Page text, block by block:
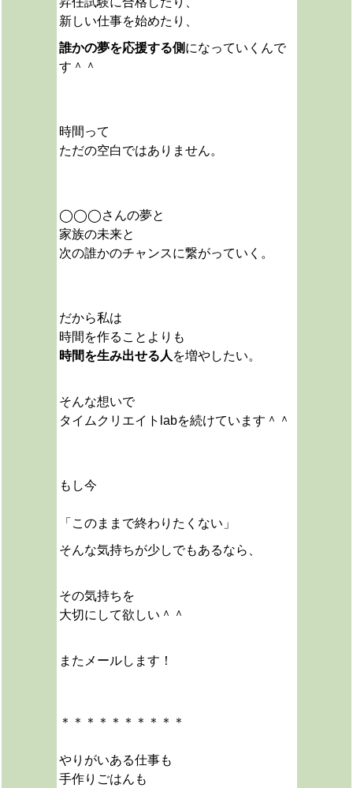
新しい仕事を始めたり、
誰かの夢を応援する側 になっていくんで
す＾＾
時間って
ただの空白ではありません。
◯◯◯さんの夢と
家族の未来と
次の誰かのチャンスに繋がっていく。
だから私は
時間を作ることよりも
時間を生み出せる人 を増やしたい。
そんな想いで
タイムクリエイトlabを続けています＾＾
もし今
「このままで終わりたくない」
そんな気持ちが少しでもあるなら、
その気持ちを
大切にして欲しい＾＾
またメールします！
＊＊＊＊＊＊＊＊＊＊
やりがいある仕事も
手作りごはんも